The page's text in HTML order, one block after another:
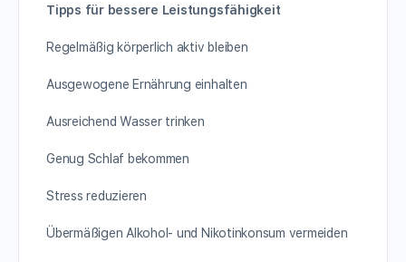
Tipps für bessere Leistungsfähigkeit
Regelmäßig körperlich aktiv bleiben
Ausgewogene Ernährung einhalten
Ausreichend Wasser trinken
Genug Schlaf bekommen
Stress reduzieren
Übermäßigen Alkohol- und Nikotinkonsum vermeiden